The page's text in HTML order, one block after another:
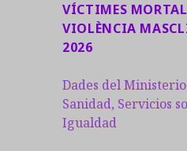
VÍCTIMES
VIOLÈNCIA
2026
Dades del
Sanidad, Servicios
Igualdad